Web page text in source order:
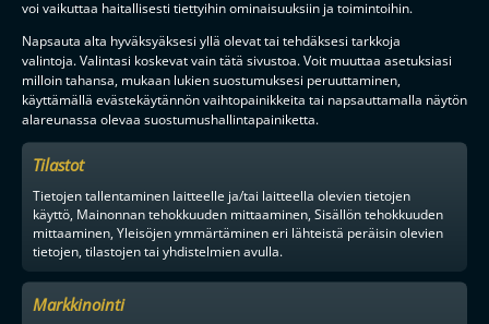
voi vaikuttaa haitallisesti tiettyihin ominaisuuksiin ja toimintoihin.
Napsauta alta hyväksyäksesi yllä olevat tai tehdäksesi tarkkoja
valintoja. Valintasi koskevat vain tätä sivustoa. Voit muuttaa asetuksiasi
milloin tahansa, mukaan lukien suostumuksesi peruuttaminen,
käyttämällä evästekäytännön vaihtopainikkeita tai napsauttamalla näytön
alareunassa olevaa suostumushallintapainiketta.
Tilastot
Tietojen tallentaminen laitteelle ja/tai laitteella olevien tietojen
käyttö, Mainonnan tehokkuuden mittaaminen, Sisällön tehokkuuden
mittaaminen, Yleisöjen ymmärtäminen eri lähteistä peräisin olevien
tietojen, tilastojen tai yhdistelmien avulla.
Markkinointi